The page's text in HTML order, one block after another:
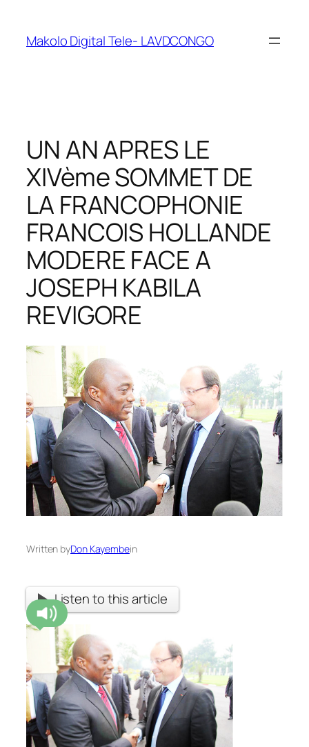
Makolo Digital Tele- LAVDCONGO
UN AN APRES LE
XIVème SOMMET DE
LA FRANCOPHONIE
FRANCOIS HOLLANDE
MODERE FACE A
JOSEPH KABILA
REVIGORE
Written byDon Kayembein
Listen to this article